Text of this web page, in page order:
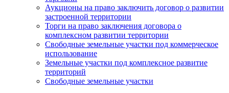
Аукционы на право заключить договор о развитии
застроенной территории
Торги на право заключения договора о
комплексном развитии территории
Свободные земельные участки под коммерческое
использование
Земельные участки под комплексное развитие
территорий
Свободные земельные участки